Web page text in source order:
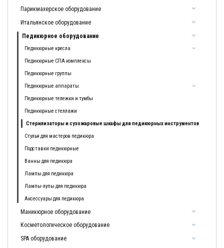
Парикмахерское оборудование
Итальянское оборудование
Педикюрное оборудование
Педикюрные кресла
Педикюрные СПА комплексы
Педикюрные группы
Педикюрные аппараты
Педикюрные тележки и тумбы
Педикюрные стеллажи
Стерилизаторы и сухожаровые шкафы для педикюрных инструментов
Стулья для мастеров педикюра
Подставки педикюрные
Ванны для педикюра
Лампы для педикюра
Лампы-лупы для педикюра
Аксессуары для педикюра
Маникюрное оборудование
Косметологическое оборудование
SPA оборудование